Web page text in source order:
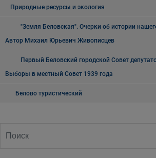
Природные ресурсы и экология
"Земля Беловская". Очерки об истории
Автор Михаил Юрьевич Живописцев
Первый Беловский городской Совет
Выборы в местный Совет 1939 года
Белово туристический